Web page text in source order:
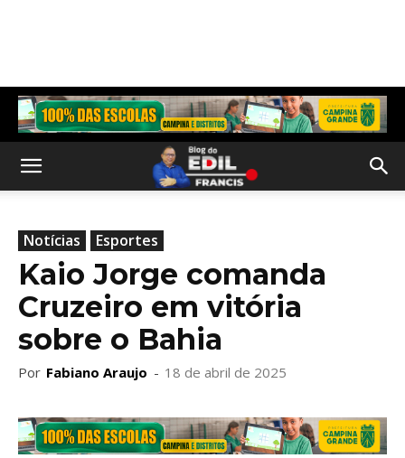
Notícias Esportes
Kaio Jorge comanda
Cruzeiro em vitória
sobre o Bahia
Por Fabiano Araujo - 18 de abril de 2025